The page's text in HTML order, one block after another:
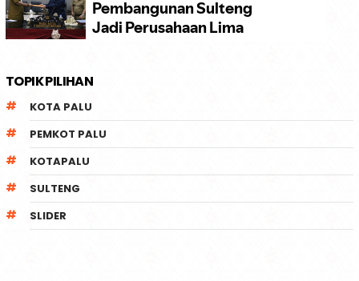
TOPIK PILIHAN
KOTA PALU
PEMKOT PALU
KOTAPALU
SULTENG
SLIDER